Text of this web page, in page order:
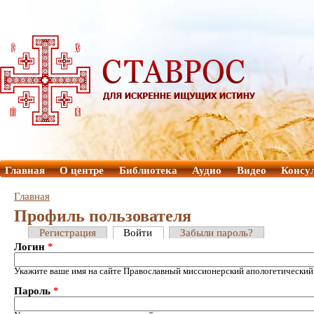
Главная О центре Библиотека Аудио Видео
Главная
Профиль пользователя
Регистрация Войти
Забыли пароль?
Логин *
Укажите ваше имя на сайте Православный миссионерский
Пароль *